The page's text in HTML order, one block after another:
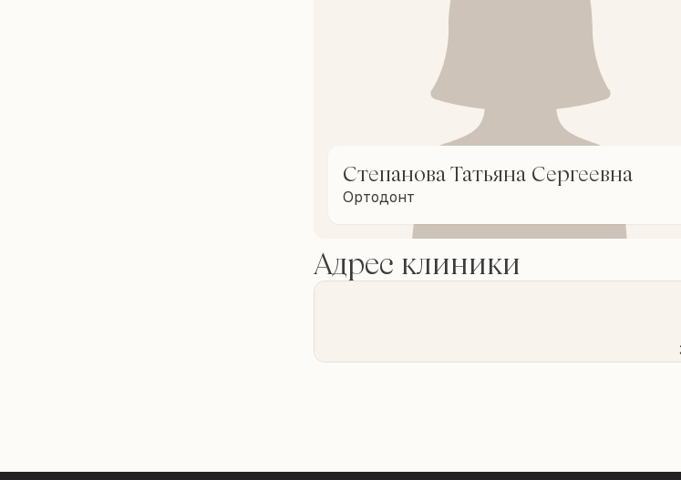
Степанова Татьяна Сергеевна
Ортодонт
Адрес клиники